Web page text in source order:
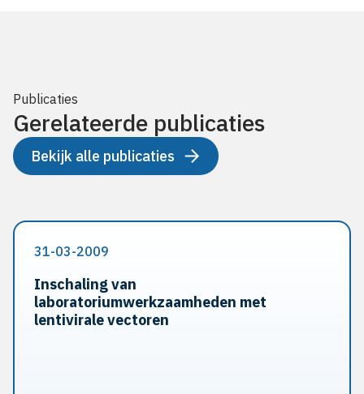
Publicaties
Gerelateerde publicaties
Bekijk alle publicaties
31-03-2009
Inschaling van
laboratoriumwerkzaamheden met
lentivirale vectoren